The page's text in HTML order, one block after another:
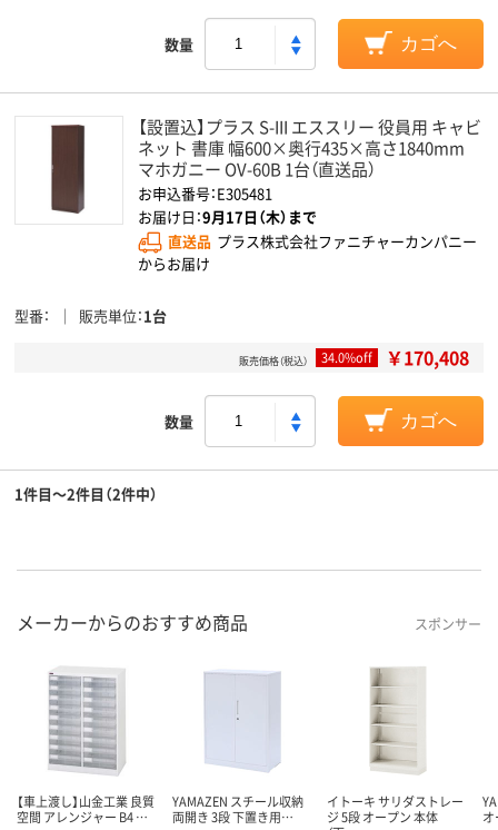
数量 カゴへ
【設置込】プラス S-III エススリー 役員用 キャビ
ネット 書庫 幅600×奥行435×高さ1840mm
マホガニー OV-60B 1台（直送品）
お申込番号：E305481
お届け日：9月17日（木）まで
直送品 プラス株式会社ファニチャーカンパニー
からお届け
型番 販売単位 1台
販売価格（税込） 34.0%off ￥170,408
数量 カゴへ
1件目～2件目（2件中）
メーカーからのおすすめ商品 スポンサー
【車上渡し】山金工業 良質
空間 アレンジャー B4 …
YAMAZEN スチール収納
両開き 3段 下置き用…
イトーキ サリダストレー
ジ 5段 オープン 本体